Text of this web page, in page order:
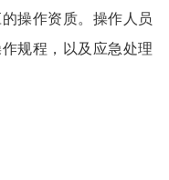
操作资质。操作人员
规程，以及应急处理